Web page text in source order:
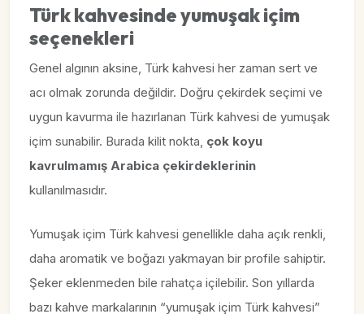
Türk kahvesinde yumuşak içim
seçenekleri
Genel algının aksine, Türk kahvesi her zaman sert ve
acı olmak zorunda değildir. Doğru çekirdek seçimi ve
uygun kavurma ile hazırlanan Türk kahvesi de yumuşak
içim sunabilir. Burada kilit nokta, çok koyu
kavrulmamış Arabica çekirdeklerinin
kullanılmasıdır.
Yumuşak içim Türk kahvesi genellikle daha açık renkli,
daha aromatik ve boğazı yakmayan bir profile sahiptir.
Şeker eklenmeden bile rahatça içilebilir. Son yıllarda
bazı kahve markalarının “yumuşak içim Türk kahvesi”